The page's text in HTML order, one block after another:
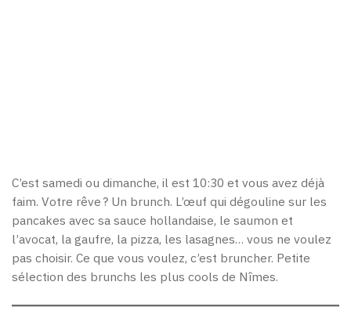
C’est samedi ou dimanche, il est 10:30 et vous avez déjà
faim. Votre rêve ? Un brunch. L’œuf qui dégouline sur les
pancakes avec sa sauce hollandaise, le saumon et
l’avocat, la gaufre, la pizza, les lasagnes… vous ne voulez
pas choisir. Ce que vous voulez, c’est bruncher. Petite
sélection des brunchs les plus cools de Nîmes.